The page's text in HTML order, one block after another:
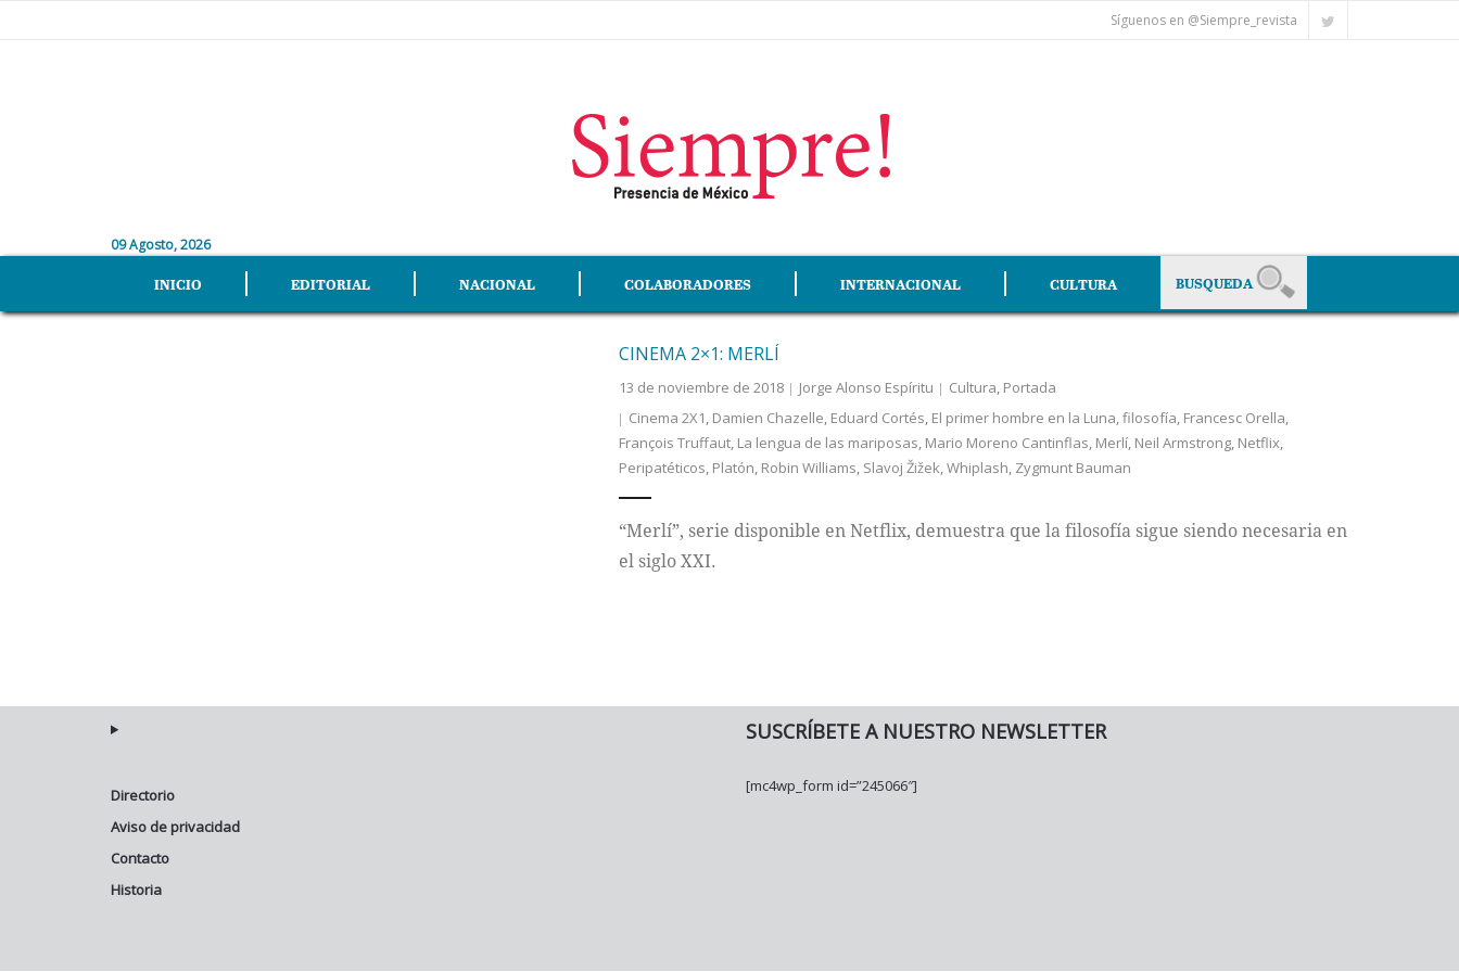
Síguenos en @Siempre_revista
09 Agosto, 2026
INICIO EDITORIAL NACIONAL COLABORADORES INTERNACIONAL CULTURA
CINEMA 2×1: MERLÍ
13 de noviembre de 2018 Jorge Alonso Espíritu Cultura, Portada
Cinema 2X1, Damien Chazelle, Eduard Cortés, El primer hombre en la Luna,filosofía, Francesc Orella,
François Truffaut, La lengua de las mariposas, Mario Moreno Cantinflas, Merlí, Neil Armstrong, Netflix,
Peripatéticos, Platón, Robin Williams, Slavoj Žižek,Whiplash, Zygmunt Bauman
“Merlí”, serie disponible en Netflix, demuestra que la filosofía sigue siendo necesaria en
el siglo XXI.
Directorio
Aviso de privacidad
Contacto
Historia
SUSCRÍBETE A NUESTRO NEWSLETTER
[mc4wp_form id=”245066″]